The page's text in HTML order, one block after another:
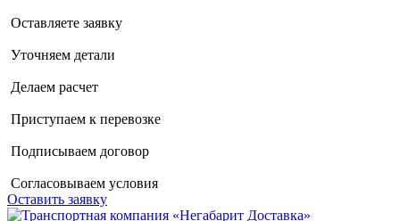
Оставляете заявку
Уточняем детали
Делаем расчет
Приступаем к перевозке
Подписываем договор
Согласовываем условия
Оставить заявку